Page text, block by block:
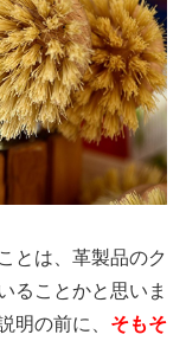
とは、革製品のク
ることかと思いま
明の前に、 そもそ